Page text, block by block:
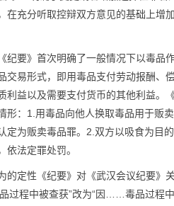
在充分听取控辩双方意见的基础上增
纪要》首次明确了一般情况下以毒品
交易形式，即用毒品支付劳动报酬、
益以及需要支付货币的其他利益。
形：1.用毒品向他人换取毒品用于贩
定为贩卖毒品罪。2.双方以吸食为目
法定罪处罚。
的定性《纪要》对《武汉会议纪要》
程中被查获”改为“因……毒品过程中